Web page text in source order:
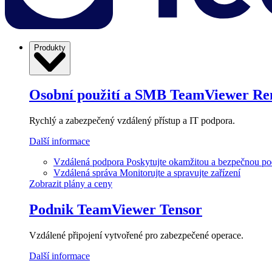
Produkty
Osobní použití a SMB TeamViewer
Rychlý a zabezpečený vzdálený přístup a IT podpora.
Další informace
Vzdálená podpora Poskytujte okamžitou a bezpečnou
Vzdálená správa Monitorujte a spravujte zařízení
Zobrazit plány a ceny
Podnik TeamViewer Tensor
Vzdálené připojení vytvořené pro zabezpečené operace.
Další informace